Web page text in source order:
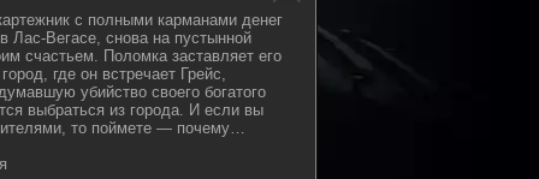
с полными карманами денег
Лас-Вегасе, снова на пустынной
счастьем. Поломка заставляет его
где он встречает Грейс,
убийство своего богатого
выбраться из города. И если вы
то поймете — почему…